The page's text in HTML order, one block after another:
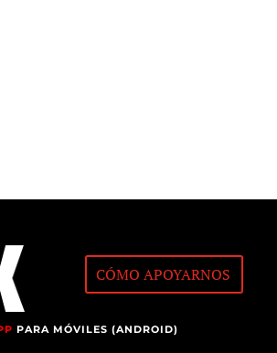
CÓMO APOYARNOS
PARA MÓVILES (ANDROID)